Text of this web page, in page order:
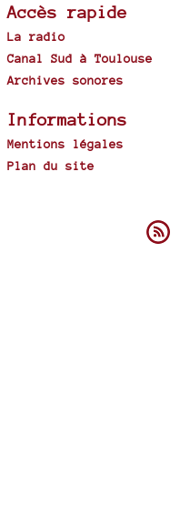
Accès rapide
La radio
Canal Sud à Toulouse
Archives sonores
Informations
Mentions légales
Plan du site